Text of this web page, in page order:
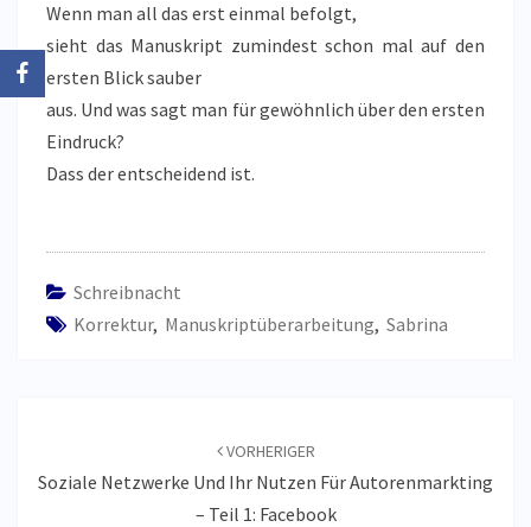
Wenn man all das erst einmal befolgt,
sieht das Manuskript zumindest schon mal auf den
ersten Blick sauber
aus. Und was sagt man für gewöhnlich über den ersten
Eindruck?
Dass der entscheidend ist.
Schreibnacht
Korrektur, Manuskriptüberarbeitung, Sabrina
VORHERIGER
Soziale Netzwerke Und Ihr Nutzen Für Autorenmarkting
– Teil 1: Facebook